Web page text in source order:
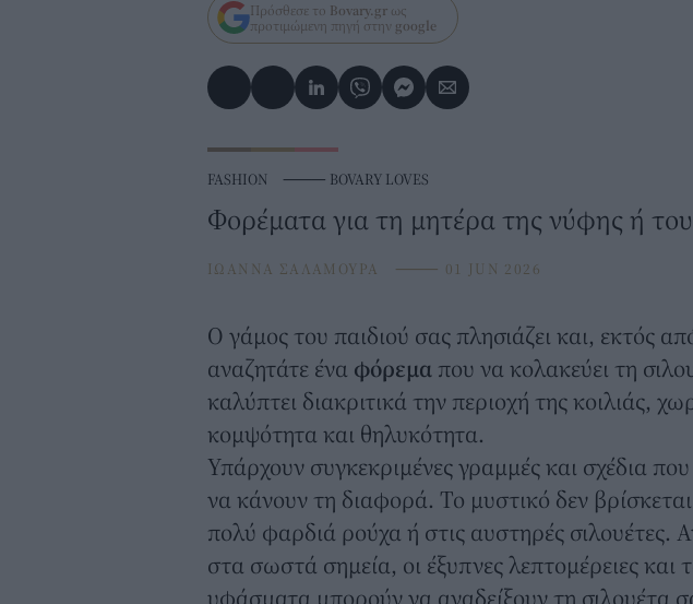
Πρόσθεσε το Bovary.gr ως
προτιμώμενη πηγή στην google
FASHION ⸻ BOVARY LOVES
Φορέματα για τη μητέρα της νύφης ή
ΙΩΑΝΝΑ ΣΑΛΑΜΟΥΡΑ ⸻ 01 JUN 2026
Ο γάμος του παιδιού σας πλησιάζει και, εκτός
αναζητάτε ένα φόρεμα που να κολακεύει τη
καλύπτει διακριτικά την περιοχή της κοιλιάς,
κομψότητα και θηλυκότητα.
Υπάρχουν συγκεκριμένες γραμμές και σχέδια
να κάνουν τη διαφορά. Το μυστικό δεν
πολύ φαρδιά ρούχα ή στις αυστηρές σιλουέτες.
στα σωστά σημεία, οι έξυπνες λεπτομέρειες και
υφάσματα μπορούν να αναδείξουν τη σιλουέτα